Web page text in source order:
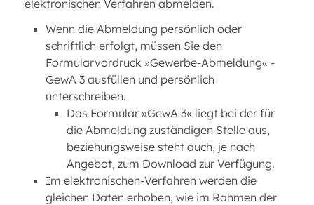
elektronischen Verfahren abmelden.
Wenn die Abmeldung persönlich oder
schriftlich erfolgt, müssen Sie den
Formularvordruck »Gewerbe-Abmeldung« -
GewA 3 ausfüllen und persönlich
unterschreiben.
Das Formular »GewA 3« liegt bei der für
die Abmeldung zuständigen Stelle aus,
beziehungsweise steht auch, je nach
Angebot, zum Download zur Verfügung.
Im elektronischen-Verfahren werden die
gleichen Daten erhoben, wie im Rahmen der